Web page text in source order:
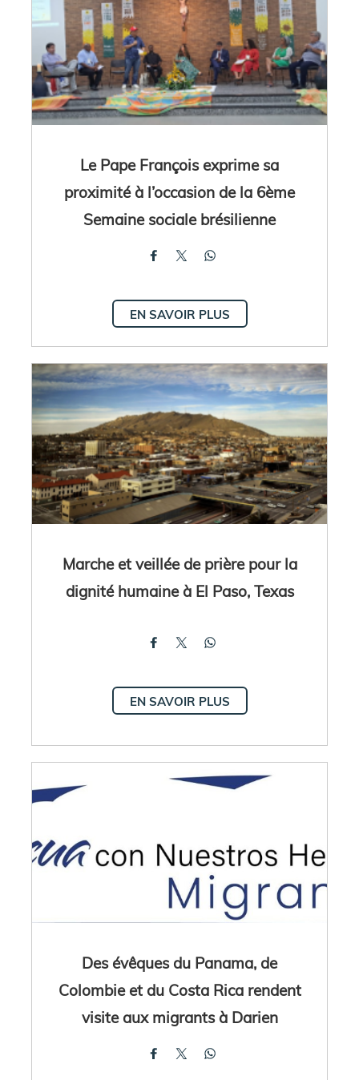
Le Pape François exprime sa
proximité à l’occasion de la 6ème
Semaine sociale brésilienne
EN SAVOIR PLUS
Marche et veillée de prière pour la
dignité humaine à El Paso, Texas
EN SAVOIR PLUS
Des évêques du Panama, de
Colombie et du Costa Rica rendent
visite aux migrants à Darien